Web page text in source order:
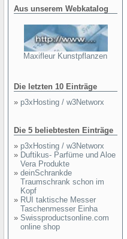
Aus unserem Webkatalog
Maxifleur Kunstpflanzen
Die letzten 10 Einträge
» p3xHosting / w3Networx
Die 5 beliebtesten Einträge
» p3xHosting / w3Networx
» Duftikus- Parfüme und Aloe
Vera Produkte
» deinSchrankde
Traumschrank schon im
Kopf
» RUI taktische Messer
Taschenmesser Einha
» Swissproductsonline.com
online shop